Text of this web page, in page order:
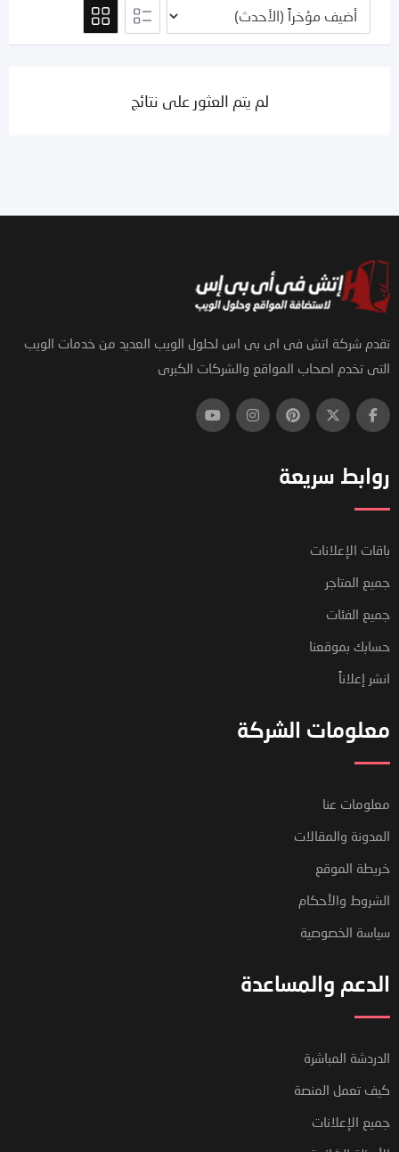
لم يتم العثور على نتائج
تقدم شركة اتش فى اى بى اس لحلول الويب العديد من خدمات الويب
التى تخدم اصحاب المواقع والشركات الكبرى
روابط سريعة
باقات الإعلانات
جميع المتاجر
جميع الفئات
حسابك بموقعنا
انشر إعلاناً
معلومات الشركة
معلومات عنا
المدونة والمقالات
خريطة الموقع
الشروط والأحكام
سياسة الخصوصية
الدعم والمساعدة
الدردشة المباشرة
كيف تعمل المنصة
جميع الإعلانات